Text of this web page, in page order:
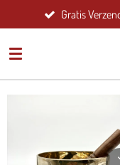
direct
naar
hoofdinhoud
Gratis